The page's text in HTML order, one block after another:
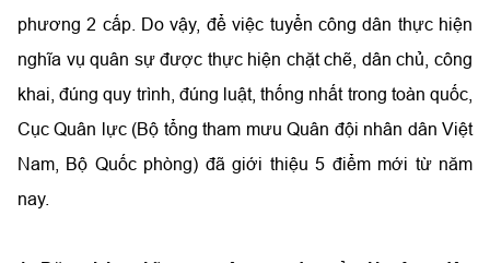
phương 2 cấp. Do vậy, để việc tuyển công dân thực hiện
nghĩa vụ quân sự được thực hiện chặt chẽ, dân chủ, công
khai, đúng quy trình, đúng luật, thống nhất trong toàn quốc,
Cục Quân lực (Bộ tổng tham mưu Quân đội nhân dân Việt
Nam, Bộ Quốc phòng) đã giới thiệu 5 điểm mới từ năm
nay.